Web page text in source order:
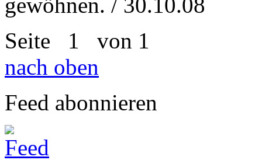
Seite 1 von 1
nach oben
Feed abonnieren